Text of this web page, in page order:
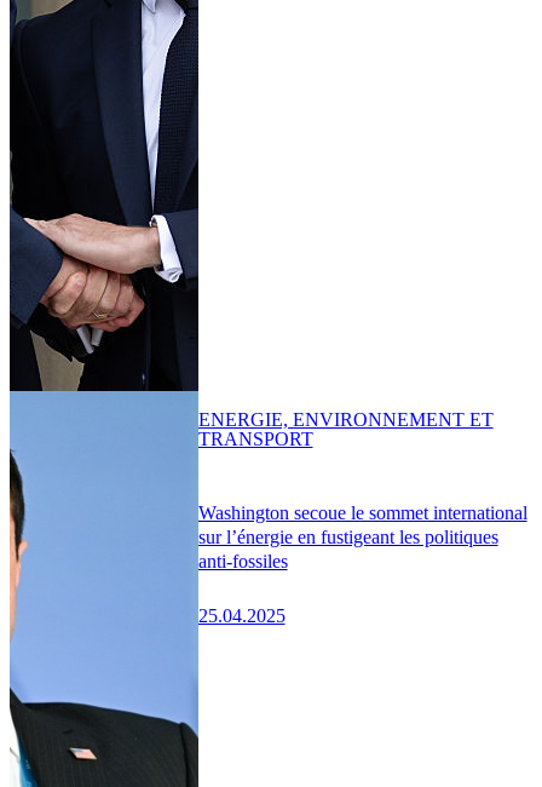
Washington secoue le sommet international
sur l’énergie en fustigeant les politiques
anti-fossiles
25.04.2025
ENERGIE, ENVIRONNEMENT ET
TRANSPORT